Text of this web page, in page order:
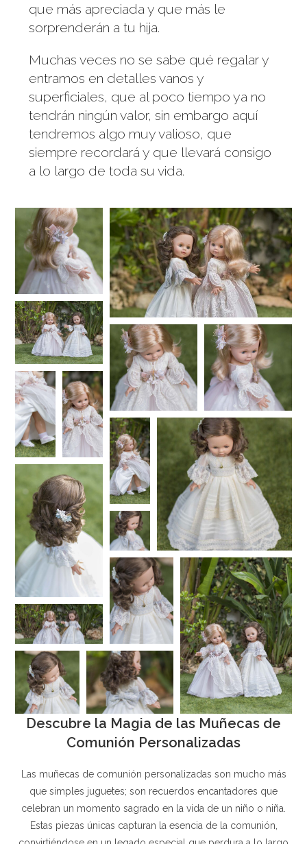
que más apreciada y que más le
sorprenderán a tu hija.
Muchas veces no se sabe qué regalar y
entramos en detalles vanos y
superficiales, que al poco tiempo ya no
tendrán ningún valor, sin embargo aquí
tendremos algo muy valioso, que
siempre recordará y que llevará consigo
a lo largo de toda su vida.
Descubre la Magia de las Muñecas de
Comunión Personalizadas
Las muñecas de comunión personalizadas son mucho más
que simples juguetes; son recuerdos encantadores que
celebran un momento sagrado en la vida de un niño o niña.
Estas piezas únicas capturan la esencia de la comunión,